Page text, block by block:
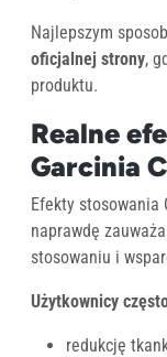
Najlepszym
oficjalnej strony,
produktu.
Realne
Garcinia
Efekty stosowania
naprawdę
stosowaniu i
Użytkownicy
redukcję